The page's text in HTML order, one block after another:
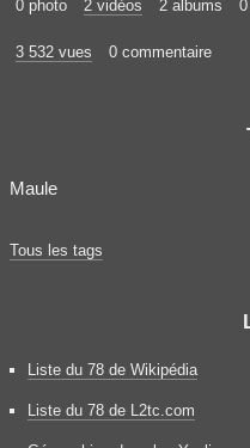
0 photo 2 vidéos 2 albums
3 532 vues 0 commentaire
Maule
Tous les tags
Liste du 78 de Wikipédia
Liste du 78 de L2tc.com